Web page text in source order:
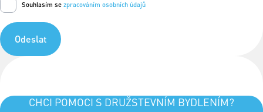
Souhlasím se zpracováním osobních údajů
Odeslat
CHCI POMOCI S DRUŽSTEVNÍM BYDLENÍM?